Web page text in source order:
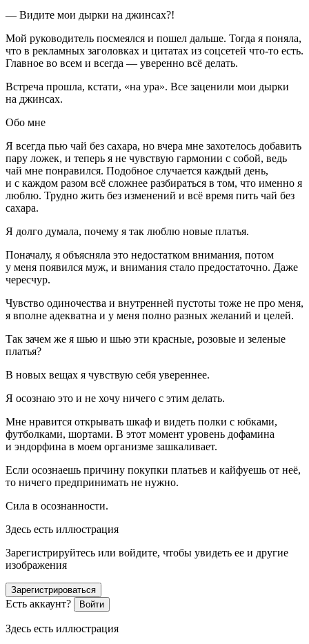
— Видите мои дырки на джинсах?!
Мой руководитель посмеялся и пошел дальше. Тогда я поняла,
что в рекламных заголовках и цитатах из соцсетей что-то есть.
Главное во всем и всегда — уверенно всё делать.
Встреча прошла, кстати, «на ура». Все заценили мои дырки
на джинсах.
Обо мне
Я всегда пью чай без сахара, но вчера мне захотелось добавить
пару ложек, и теперь я не чувствую гармонии с собой, ведь
чай мне понравился. Подобное случается каждый день,
и с каждом разом всё сложнее разбираться в том, что именно я
люблю. Трудно жить без изменений и всё время пить чай без
сахара.
Я долго думала, почему я так люблю новые платья.
Поначалу, я объясняла это недостатком внимания, потом
у меня появился муж, и внимания стало предостаточно. Даже
чересчур.
Чувство одиночества и внутренней пустоты тоже не про меня,
я вполне адекватна и у меня полно разных желаний и целей.
Так зачем же я шью и шью эти красные, розовые и зеленые
платья?
В новых вещах я чувствую себя увереннее.
Я осознаю это и не хочу ничего с этим делать.
Мне нравится открывать шкаф и видеть полки с юбками,
футболками, шортами. В этот момент уровень дофамина
и эндорфина в моем организме зашкаливает.
Если осознаешь причину покупки платьев и кайфуешь от неё,
то ничего предпринимать не нужно.
Сила в осознанности.
Здесь есть иллюстрация
Зарегистрируйтесь или войдите, чтобы увидеть ее и другие
изображения
Зарегистрироваться
Есть аккаунт? Войти
Здесь есть иллюстрация